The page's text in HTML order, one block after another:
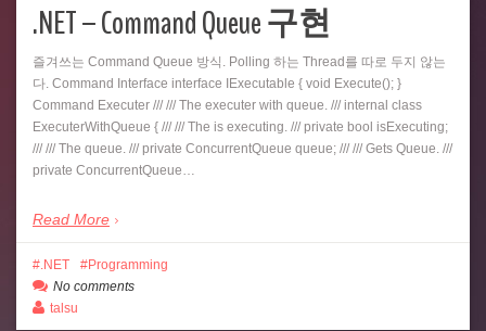
.NET – Command Queue 구현
즐겨쓰는 Command Queue 방식. Polling 하는 Thread를 따로 두지 않는
다. Command Interface interface IExecutable { void Execute(); }
Command Executer /// /// The executer with queue. /// internal class
ExecuterWithQueue { /// /// The is executing. /// private bool isExecuting;
/// /// The queue. /// private ConcurrentQueue queue; /// /// Gets Queue. ///
private ConcurrentQueue…
Read More
.NET
Programming
No comments
talsu